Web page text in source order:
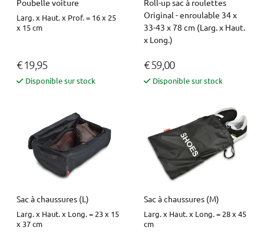
Poubelle voiture
Larg. x Haut. x Prof. = 16 x 25
x 15 cm
€ 19,95
Disponible sur stock
Roll-up sac à roulettes
Original - enroulable 34 x
33-43 x 78 cm (Larg. x Haut.
x Long.)
€ 59,00
Disponible sur stock
Sac à chaussures (L)
Larg. x Haut. x Long. = 23 x 15
x 37 cm
Sac à chaussures (M)
Larg. x Haut. x Long. = 28 x 45
cm